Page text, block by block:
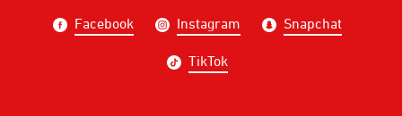
Facebook Instagram Snapchat
TikTok